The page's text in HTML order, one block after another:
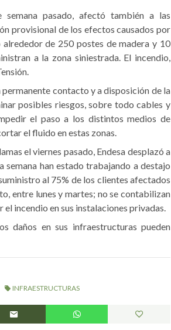
pasado, afectó también a las
provisional de los efectos causados por
alrededor de 250 postes de madera y 10
a la zona siniestrada. El incendio,
contacto y a disposición de la
posibles riesgos, sobre todo cables y
el paso a los distintos medios de
el fluido en estas zonas.
el viernes pasado, Endesa desplazó a
han estado trabajando a destajo
al 75% de los clientes afectados
entre lunes y martes; no se contabilizan
incendio en sus instalaciones privadas.
daños en sus infraestructuras pueden
INFRAESTRUCTURAS